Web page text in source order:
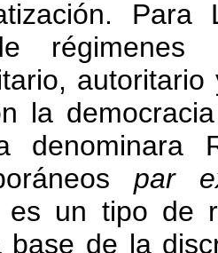
régimenes
la
denominara
par
es un tipo de
base de la